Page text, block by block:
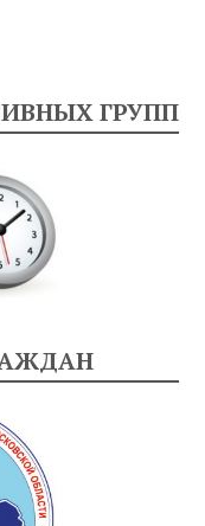
ГРУПП